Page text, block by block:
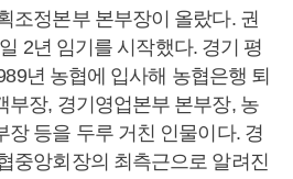
조정본부 본부장이 올랐다. 권
2년 임기를 시작했다. 경기 평
년 농협에 입사해 농협은행 퇴
부장, 경기영업본부 본부장, 농
장 등을 두루 거친 인물이다. 경
중앙회장의 최측근으로 알려진